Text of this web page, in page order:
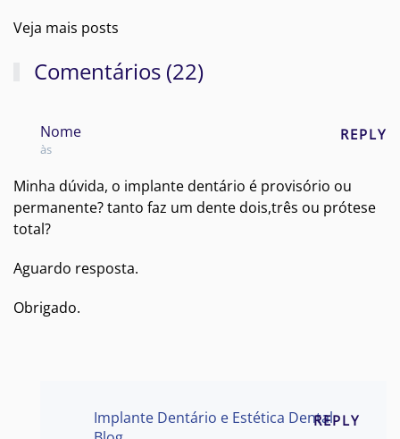
Veja mais posts
Comentários (22)
Nome
às
REPLY
Minha dúvida, o implante dentário é provisório ou
permanente? tanto faz um dente dois,três ou prótese
total?
Aguardo resposta.
Obrigado.
Implante Dentário e Estética DentalREPLY